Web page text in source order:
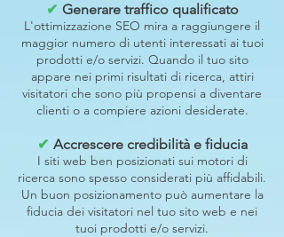
✔ Generare traffico qualificato
L'ottimizzazione SEO mira a raggiungere il
maggior numero di utenti interessati ai tuoi
prodotti e/o servizi. Quando il tuo sito
appare nei primi risultati di ricerca, attiri
visitatori che sono più propensi a diventare
clienti o a compiere azioni desiderate.
✔ Accrescere credibilità e fiducia
I siti web ben posizionati sui motori di
ricerca sono spesso considerati più affidabili.
Un buon posizionamento può aumentare la
fiducia dei visitatori nel tuo sito web e nei
tuoi prodotti e/o servizi.